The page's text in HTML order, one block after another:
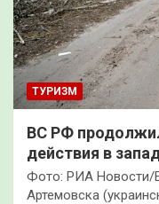
ТУРИЗМ
ВС РФ
действия в
Фото: РИА Новости/
Артемовска